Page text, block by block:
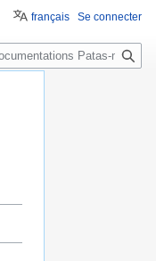
français Se connecter